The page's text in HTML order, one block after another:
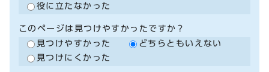
役に立たなかった
このページは見つけやすかったですか？
見つけやすかった
どちらともいえない
見つけにくかった